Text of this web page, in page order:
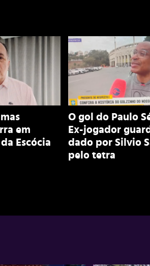
em
Escócia
O gol do Paulo
Ex-jogador
dado por Silvio
pelo tetra